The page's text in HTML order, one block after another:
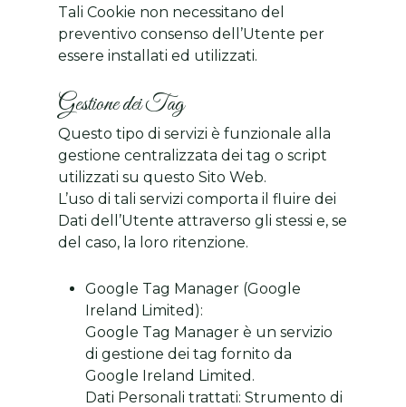
Tali Cookie non necessitano del
preventivo consenso dell’Utente per
essere installati ed utilizzati.
Gestione dei Tag
Questo tipo di servizi è funzionale alla
gestione centralizzata dei tag o script
utilizzati su questo Sito Web.
L’uso di tali servizi comporta il fluire dei
Dati dell’Utente attraverso gli stessi e, se
del caso, la loro ritenzione.
Google Tag Manager (Google
Ireland Limited):
Google Tag Manager è un servizio
di gestione dei tag fornito da
Google Ireland Limited.
Dati Personali trattati: Strumento di